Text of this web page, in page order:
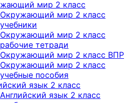
мир 2 класс
Окружающий мир 2 класс
учебники
Окружающий мир 2 класс
рабочие тетради
Окружающий мир 2 класс ВПР
Окружающий мир 2 класс
учебные пособия
язык 2 класс
Английский язык 2 класс